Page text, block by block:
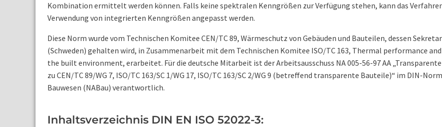
Kombination ermittelt werden können. Falls keine spektralen Kenngrößen zur Verfügung stehen, kann das
Verwendung von integrierten Kenngrößen angepasst werden.
Diese Norm wurde vom Technischen Komitee CEN/TC 89, Wärmeschutz von Gebäuden und Bauteilen, dessen
(Schweden) gehalten wird, in Zusammenarbeit mit dem Technischen Komitee ISO/TC 163, Thermal performance
the built environment, erarbeitet. Für die deutsche Mitarbeit ist der Arbeitsausschuss NA 005-56-97 AA
zu CEN/TC 89/WG 7, ISO/TC 163/SC 1/WG 17, ISO/TC 163/SC 2/WG 9 (betreffend transparente Bauteile)“ im DIN-
Bauwesen (NABau) verantwortlich.
Inhaltsverzeichnis DIN EN ISO 52022-3: